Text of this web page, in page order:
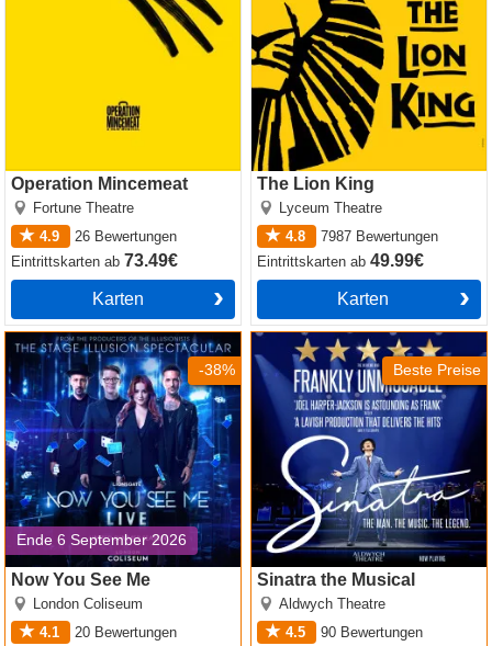
Operation Mincemeat
Fortune Theatre
4.9
26 Bewertungen
Eintrittskartenab 73.49€
Karten
The Lion King
Lyceum Theatre
4.8
7987 Bewertungen
Eintrittskartenab49.99€
Karten
-38%
Ende 6 September 2026
Now You See Me
London Coliseum
4.1
20 Bewertungen
Now You See Me
Beste Preise
Sinatra the Musical
Aldwych Theatre
4.5
90 Bewertungen
Sinatra the Musical